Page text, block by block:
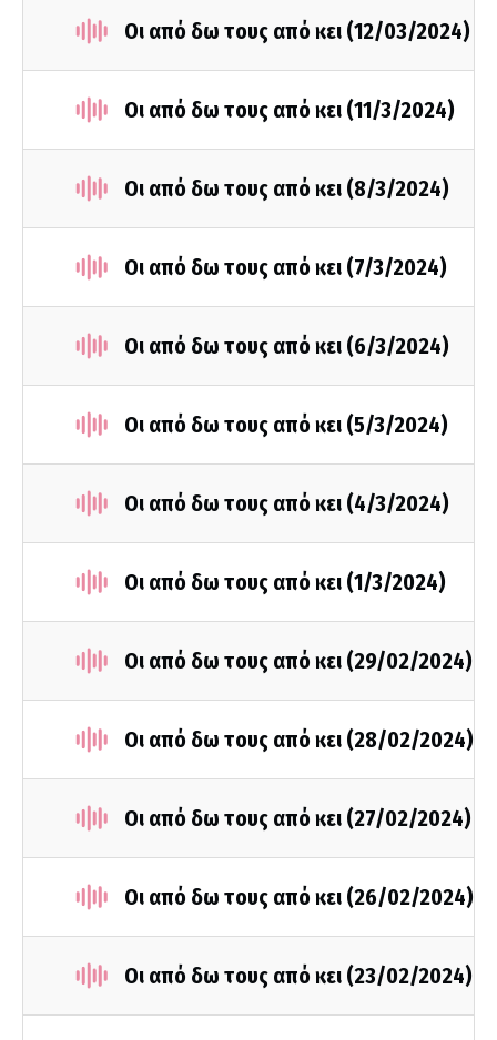
Οι από δω τους από κει (12/03/2024)
Οι από δω τους από κει (11/3/2024)
Οι από δω τους από κει (8/3/2024)
Οι από δω τους από κει (7/3/2024)
Οι από δω τους από κει (6/3/2024)
Οι από δω τους από κει (5/3/2024)
Οι από δω τους από κει (4/3/2024)
Οι από δω τους από κει (1/3/2024)
Οι από δω τους από κει (29/02/2024)
Οι από δω τους από κει (28/02/2024)
Οι από δω τους από κει (27/02/2024)
Οι από δω τους από κει (26/02/2024)
Οι από δω τους από κει (23/02/2024)